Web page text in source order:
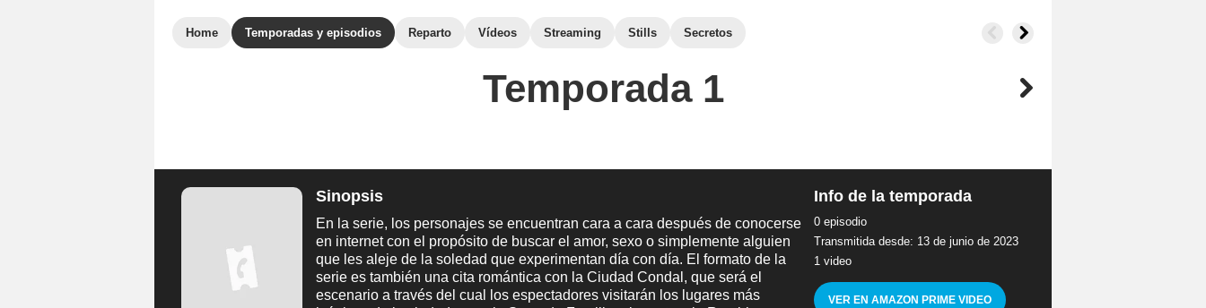
Home Temporadas y episodios Reparto Vídeos Streaming Stills Secretos
Temporada 1
Sinopsis
En la serie, los personajes se encuentran cara a cara después de conocerse
en internet con el propósito de buscar el amor, sexo o simplemente alguien
que les aleje de la soledad que experimentan día con día. El formato de la
serie es también una cita romántica con la Ciudad Condal, que será el
escenario a través del cual los espectadores visitarán los lugares más
Info de la temporada
0 episodio
Transmitida desde: 13 de junio de 2023
1 video
VER EN AMAZON PRIME VIDEO